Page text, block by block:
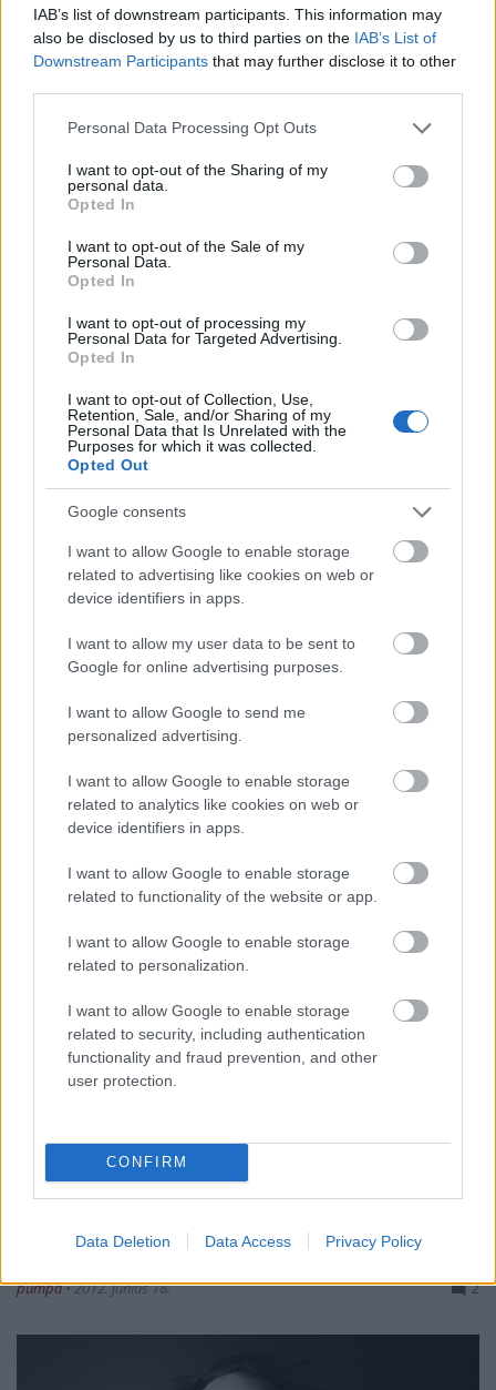
IAB’s list of downstream participants. This information may
also be disclosed by us to third parties on the IAB’s List of
Downstream Participants that may further disclose it to other
Please note that this website/app uses one or more Google
not limited to your visit or usage behaviour. You may click to
grant or deny consent to Google and its third-party tags to
use your data for below specified purposes in below Google
consent section.
Personal Data Processing Opt Outs
I want to opt-out of the Sharing of my
personal data.
Opted In
I want to opt-out of the Sale of my
Personal Data.
Opted In
I want to opt-out of processing my
Personal Data for Targeted Advertising.
Opted In
I want to opt-out of Collection, Use,
Retention, Sale, and/or Sharing of my
Personal Data that Is Unrelated with the
Purposes for which it was collected.
Opted Out
Google consents
I want to allow Google to enable storage
related to advertising like cookies on web or
device identifiers in apps.
I want to allow my user data to be sent to
Google for online advertising purposes.
I want to allow Google to send me
personalized advertising.
I want to allow Google to enable storage
related to analytics like cookies on web or
device identifiers in apps.
I want to allow Google to enable storage
related to functionality of the website or app.
I want to allow Google to enable storage
related to personalization.
I want to allow Google to enable storage
related to security, including authentication
functionality and fraud prevention, and other
user protection.
CONFIRM
Data Deletion Data Access Privacy Policy
A szemmozgásokkal irányított fényképezés ötlete
18+: Romolo Giulio Milito és a női test
•2012. június 26.
Romolo Giulio Milito, avagy művésznevén
Lundesnombreux, milánói fotós, aki elsősorban, de
Nikolaj Lund - hogyan fotózzunk
komolyzenészt?
Nikolaj Lundhúsz éven át hivatásszerűen csellózott,
majd egy nyaksérülés miatt fel kellett adnia
pályafutását. Messzire azért nem ment, ...
Fotó: súlyos szakállakkal a rák ellen
pumpa•2012. június 18. 2